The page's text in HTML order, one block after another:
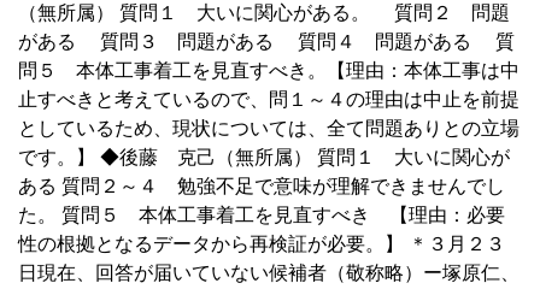
（無所属） 質問１ 大いに関心がある。 質問２ 問題
がある 質問３ 問題がある 質問４ 問題がある 質
問５ 本体工事着工を見直すべき。【理由：本体工事は中
止すべきと考えているので、問１～４の理由は中止を前提
としているため、現状については、全て問題ありとの立場
です。】 ◆後藤 克己（無所属） 質問１ 大いに関心が
ある 質問２～４ 勉強不足で意味が理解できませんでし
た。 質問５ 本体工事着工を見直すべき 【理由：必要
性の根拠となるデータから再検証が必要。】 ＊３月２３
日現在、回答が届いていない候補者（敬称略）ー塚原仁、